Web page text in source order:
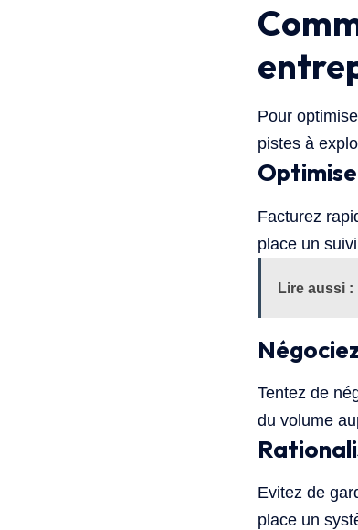
Pour
pistes à
Facturez
place un
Lire aussi :
Tentez de
du volume
Evitez de
place un